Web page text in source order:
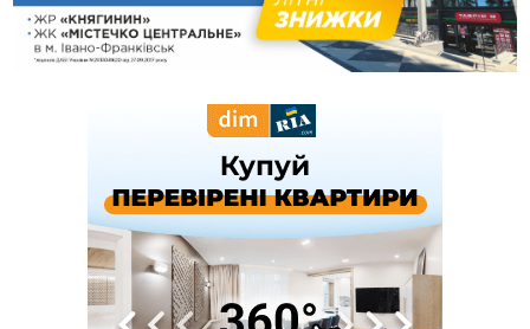
13:13
У четвер на Прикарпатті очікується сильна спека до 39°
13:00
На Снятинщині спіймали чоловіка, який зливав з цистерни
У МОЗ змінили підхід до госпіталізації та оновили правила
роботи стаціонарів
На межі Прикарпаття і Тернопільщини невідомі засипали
русло Золотої Липи та облаштували переправу
У Франківську та Яремче зафіксували нові температурні
рекорди
Росія вдарила по Харкову "Бандероллю": є постраждалі,
пошкоджено цивільне підприємство
Верховний суд повернув державі 1,5 га лісу із трьома